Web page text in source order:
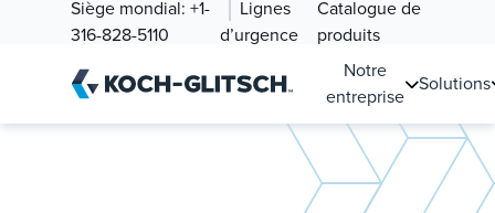
Siège mondial: +1-
316-828-5110
Lignes
d’urgence
Catalogue de
produits
Notre
entreprise
Solutions